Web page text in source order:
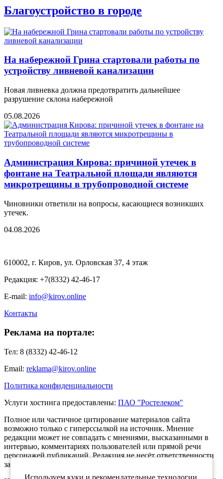
Благоустройство в городе
На набережной Грина стартовали работы по
устройству ливневой канализации
Новая ливневка должна предотвратить дальнейшее
разрушение склона набережной
05.08.2026
Администрация Кирова: причиной утечек в
фонтане на Театральной площади являются
микротрещины в трубопроводной системе
Чиновники ответили на вопросы, касающиеся возникших
утечек.
04.08.2026
610002, г. Киров, ул. Орловская 37, 4 этаж
Редакция: +7(8332) 42-46-17
E-mail: info@kirov.online
Контакты
Реклама на портале:
Тел: 8 (8332) 42-46-12
Email: reklama@kirov.online
Политика конфиденциальности
Услуги хостинга предоставлены: ПАО "Ростелеком"
Полное или частичное цитирование материалов сайта
возможно только с гиперссылкой на источник. Мнение
редакции может не совпадать с мнениями, высказанными в
интервью, комментариях пользователей или прямой речи
персонажей публикаций. Редакция не несёт ответственности
за текст комментариев читателей.
Используем куки и рекомендательные технологии,